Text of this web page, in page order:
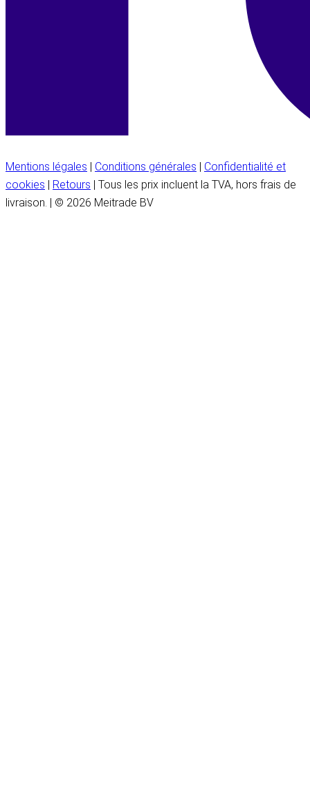
Mentions légales | Conditions générales | Confidentialité et
cookies | Retours | Tous les prix incluent la TVA, hors frais de
livraison. | © 2026 Meitrade BV